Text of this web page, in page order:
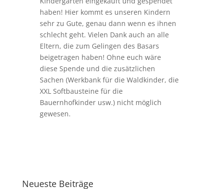
haben! Hier kommt es unseren Kindern
sehr zu Gute, genau dann wenn es ihnen
schlecht geht. Vielen Dank auch an alle
Eltern, die zum Gelingen des Basars
beigetragen haben! Ohne euch wäre
diese Spende und die zusätzlichen
Sachen (Werkbank für die Waldkinder, die
XXL Softbausteine für die
Bauernhofkinder usw.) nicht möglich
gewesen.
Neueste Beiträge